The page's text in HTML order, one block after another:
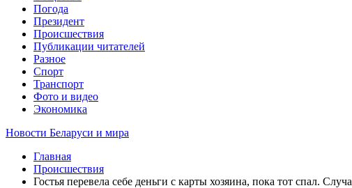
Погода
Президент
Происшествия
Публикации читателей
Разное
Спорт
Транспорт
Фото и видео
Экономика
Новости Беларуси и мира
Главная
Происшествия
Гостья перевела себе деньги с карты хозяина, пока тот спал.